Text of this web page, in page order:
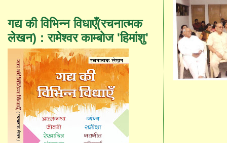
गद्य की विभिन्न विधाएँ(रचनात्मक
लेखन) : रामेश्वर काम्बोज 'हिमांशु'